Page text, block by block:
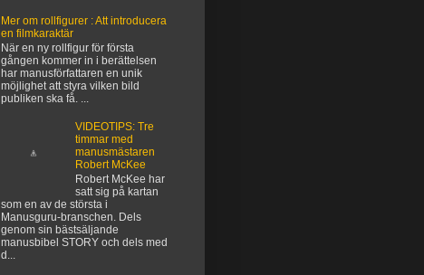
Mer om rollfigurer : Att introducera
en filmkaraktär
När en ny rollfigur för första
gången kommer in i berättelsen
har manusförfattaren en unik
möjlighet att styra vilken bild
publiken ska få. ...
VIDEOTIPS: Tre
timmar med
manusmästaren
Robert McKee
Robert McKee har
satt sig på kartan
som en av de största i
Manusguru-branschen. Dels
genom sin bästsäljande
manusbibel STORY och dels med
d...